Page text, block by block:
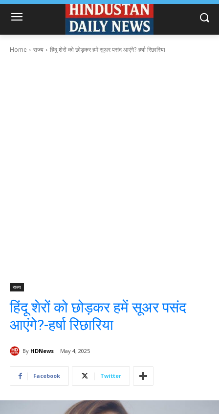
Home राज्य हिंदू शेरों को छोड़कर हमें सूअर पसंद आएंगे?-हर्षा रिछारिया
राज्य
हिंदू शेरों को छोड़कर हमें सूअर पसंद
आएंगे?-हर्षा रिछारिया
By HDNews May 4, 2025
Facebook Twitter